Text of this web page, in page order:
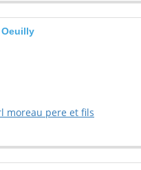
moreau pere et fils